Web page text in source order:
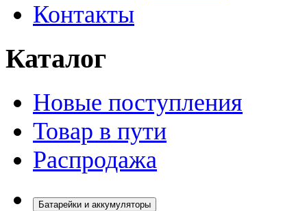
Контакты
Каталог
Новые поступления
Товар в пути
Распродажа
Батарейки и аккумуляторы